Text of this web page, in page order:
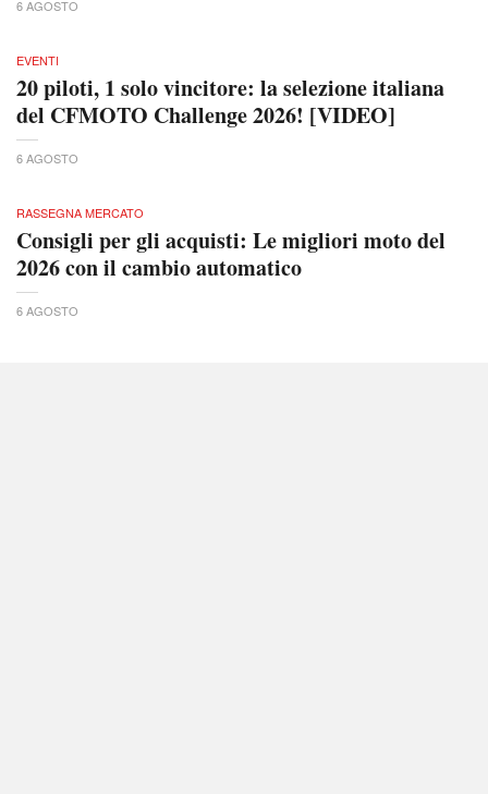
6 AGOSTO
EVENTI
20 piloti, 1 solo vincitore: la selezione italiana
del CFMOTO Challenge 2026! [VIDEO]
6 AGOSTO
RASSEGNA MERCATO
Consigli per gli acquisti: Le migliori moto del
2026 con il cambio automatico
6 AGOSTO